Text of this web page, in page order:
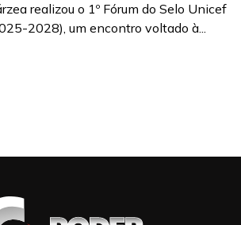
realizou o 1º Fórum do Selo Unicef
2028), um encontro voltado à...